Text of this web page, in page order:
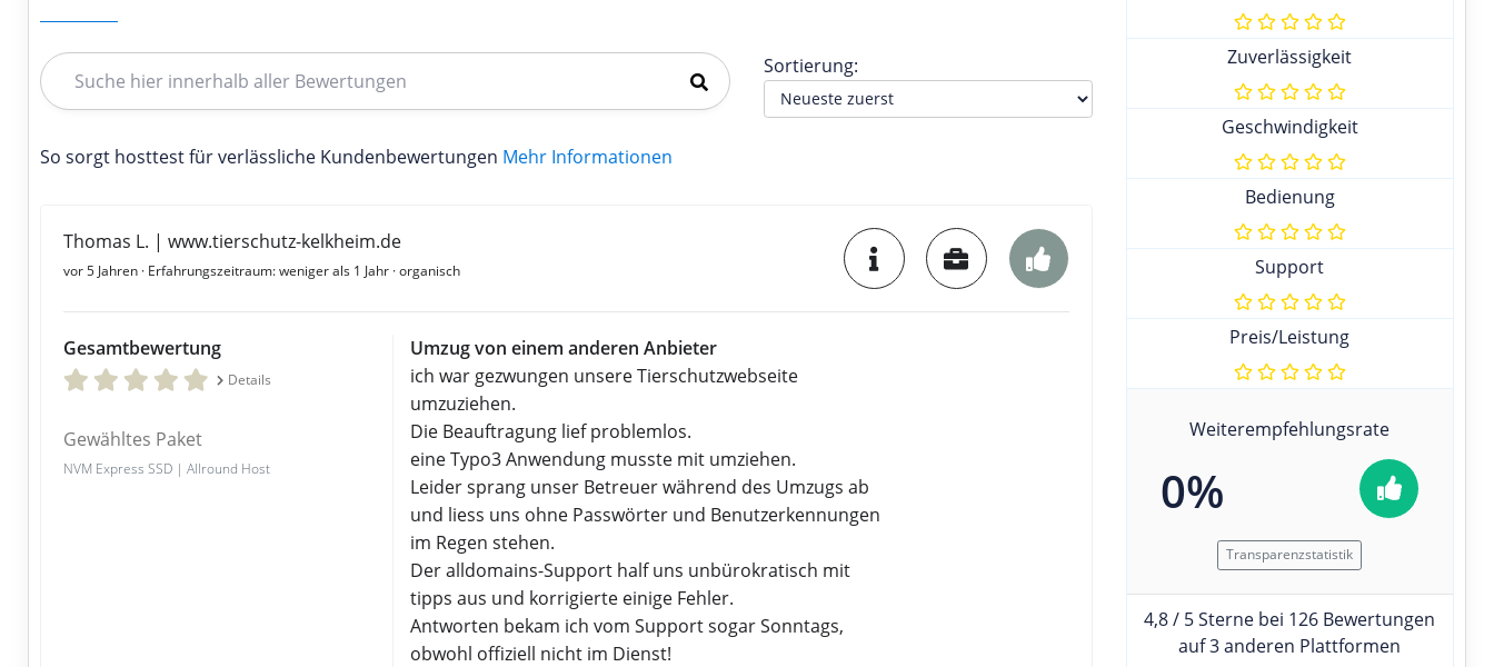
Sortierung:
So sorgt hosttest für verlässliche Kundenbewertungen Mehr Informationen
Thomas L. | www.tierschutz-kelkheim.de
vor 5 Jahren · Erfahrungszeitraum: weniger als 1 Jahr · organisch
Gesamtbewertung
Details
Gewähltes Paket
NVM Express SSD | Allround Host
Umzug von einem anderen Anbieter
ich war gezwungen unsere Tierschutzwebseite
umzuziehen.
Die Beauftragung lief problemlos.
eine Typo3 Anwendung musste mit umziehen.
Leider sprang unser Betreuer während des Umzugs ab
und liess uns ohne Passwörter und Benutzerkennungen
im Regen stehen.
Der alldomains-Support half uns unbürokratisch mit
tipps aus und korrigierte einige Fehler.
Antworten bekam ich vom Support sogar Sonntags,
obwohl offiziell nicht im Dienst!
Zuverlässigkeit
Geschwindigkeit
Bedienung
Support
Preis/Leistung
Weiterempfehlungsrate
0%
Transparenzstatistik
4,8 / 5 Sterne bei 126 Bewertungen
auf 3 anderen Plattformen